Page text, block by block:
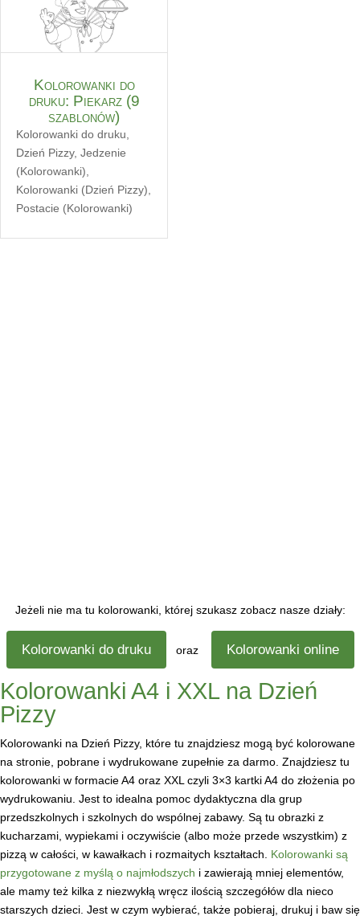
Kolorowanki do
druku: Piekarz (9
szablonów)
Kolorowanki do druku
Dzień Pizzy, Jedzenie
(Kolorowanki)
Kolorowanki (Dzień Pizzy)
Postacie (Kolorowanki)
Jeżeli nie ma tu kolorowanki, której szukasz zobacz nasze działy:
Kolorowanki do druku oraz Kolorowanki online
Kolorowanki A4 i XXL na Dzień
Pizzy
Kolorowanki na Dzień Pizzy, które tu znajdziesz mogą być kolorowane
na stronie, pobrane i wydrukowane zupełnie za darmo. Znajdziesz tu
kolorowanki w formacie A4 oraz XXL czyli 3×3 kartki A4 do złożenia po
wydrukowaniu. Jest to idealna pomoc dydaktyczna dla grup
przedszkolnych i szkolnych do wspólnej zabawy. Są tu obrazki z
kucharzami, wypiekami i oczywiście (albo może przede wszystkim) z
pizzą w całości, w kawałkach i rozmaitych kształtach. Kolorowanki są
przygotowane z myślą o najmłodszych i zawierają mniej elementów,
ale mamy też kilka z niezwykłą wręcz ilością szczegółów dla nieco
starszych dzieci. Jest w czym wybierać, także pobieraj, drukuj i baw się